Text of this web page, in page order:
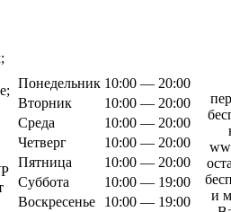
Понедельник 10:00 — 20:00
Вторник
10:00 — 20:00
Среда
10:00 — 20:00
Четверг
10:00 — 20:00
Пятница
10:00 — 20:00
Суббота
10:00 — 19:00
Воскресенье
10:00 — 19:00
и